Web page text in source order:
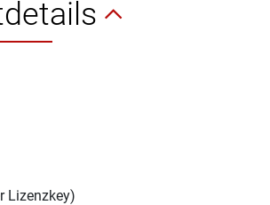
Lizenzkey)